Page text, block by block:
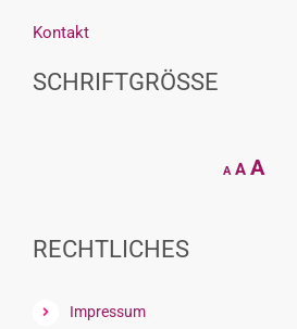
Kontakt
SCHRIFTGRÖSSE
A
Decrease
font
A Reset
A
RECHTLICHES
Impressum